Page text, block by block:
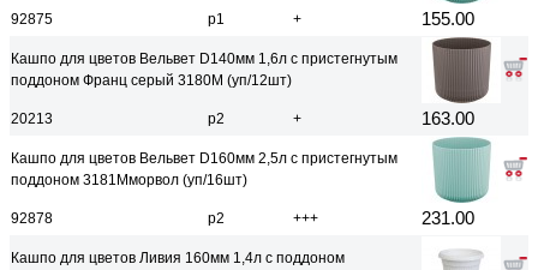
92875 р1 + 155.00
Кашпо для цветов Вельвет D140мм 1,6л с пристегнутым
поддоном Франц серый 3180M (уп/12шт)
20213 р2 + 163.00
Кашпо для цветов Вельвет D160мм 2,5л с пристегнутым
поддоном 3181Mморвол (уп/16шт)
92878 р2 +++ 231.00
Кашпо для цветов Ливия 160мм 1,4л с поддоном